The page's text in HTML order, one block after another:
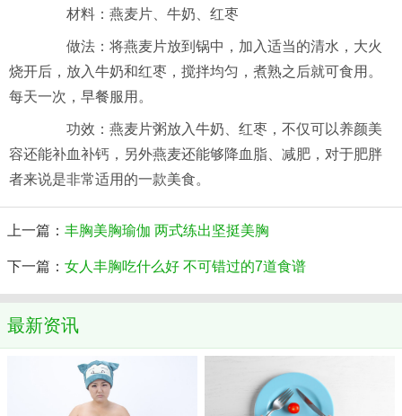
材料：燕麦片、牛奶、红枣
做法：将燕麦片放到锅中，加入适当的清水，大火
烧开后，放入牛奶和红枣，搅拌均匀，煮熟之后就可食用。
每天一次，早餐服用。
功效：燕麦片粥放入牛奶、红枣，不仅可以养颜美
容还能补血补钙，另外燕麦还能够降血脂、减肥，对于肥胖
者来说是非常适用的一款美食。
上一篇： 丰胸美胸瑜伽 两式练出坚挺美胸
下一篇： 女人丰胸吃什么好 不可错过的7道食谱
最新资讯